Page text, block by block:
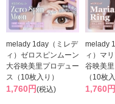
melady 1day（ミレデ
ィ）ゼロスピンムーン
大谷映美里プロデュー
ス（10枚入り）
1,760円(税込)
melady
ィ）マ
谷映美
（10枚
1,760円